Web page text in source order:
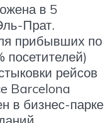
в 5
Прат.
прибывших по
посетителей)
рейсов
Barcelona
в бизнес-парке